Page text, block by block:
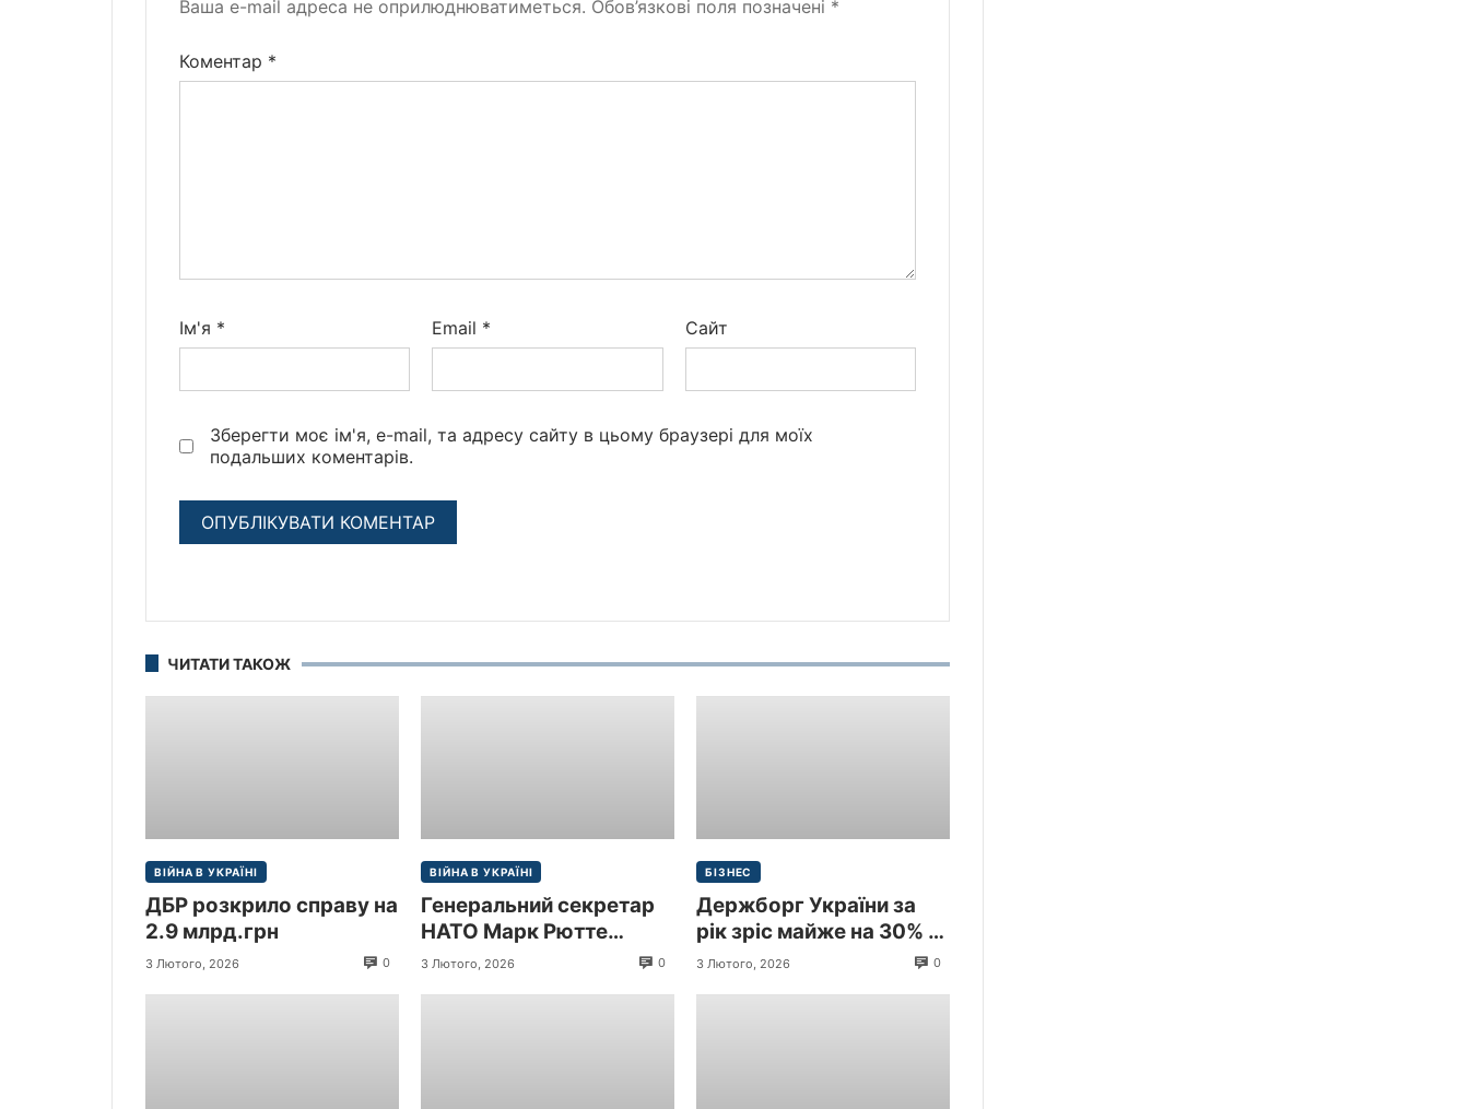
Ваша e-mail адреса не оприлюднюватиметься. Обов’язкові поля позначені *
Коментар *
Ім'я * Email * Сайт
Зберегти моє ім'я, e-mail, та адресу сайту в цьому браузері для моїх
подальших коментарів.
ЧИТАТИ ТАКОЖ
ВІЙНА В УКРАЇНІ
ДБР розкрило справу на
2.9 млрд.грн
3 Лютого, 2026 0
ВІЙНА В УКРАЇНІ
Генеральний секретар
НАТО Марк Рютте
прибув з візитом до
3 Лютого, 2026 0
БІЗНЕС
Держборг України за
рік зріс майже на 30% і
перевищив 9 трлн грн
3 Лютого, 2026 0